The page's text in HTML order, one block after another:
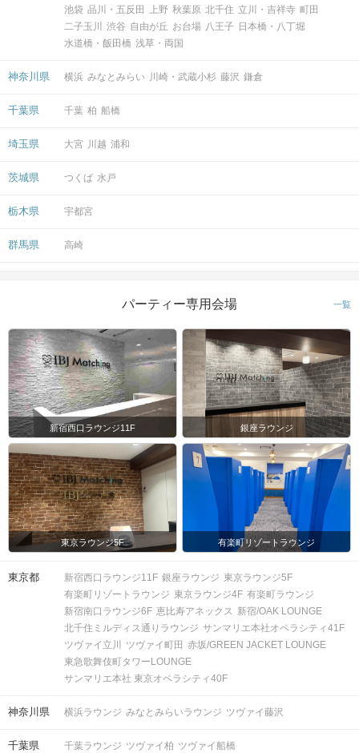
池袋 品川・五反田 上野 秋葉原 北千住 立川・吉祥寺 町田
二子玉川
渋谷 自由が丘 お台場 八王子 日本橋・八丁堀
水道橋・飯田橋 浅草・両国
神奈川県 横浜 みなとみらい 川崎・武蔵小杉 藤沢 鎌倉
千葉県 千葉 柏 船橋
埼玉県 大宮 川越 浦和
茨城県 つくば 水戸
栃木県 宇都宮
群馬県 高崎
パーティー専用会場 一覧
新宿西口ラウンジ11F 銀座ラウンジ
東京ラウンジ5F 有楽町リゾートラウンジ
東京都 新宿西口ラウンジ11F 銀座ラウンジ 東京ラウンジ5F
有楽町リゾートラウンジ 東京ラウンジ4F 有楽町ラウンジ
新宿南口ラウンジ6F 恵比寿アネックス 新宿/OAK LOUNGE
北千住ミルディス通りラウンジ サンマリエ本社オペラシティ41F
ツヴァイ立川
ツヴァイ町田 赤坂/GREEN JACKET LOUNGE
東急歌舞伎町タワーLOUNGE
サンマリエ本社 東京オペラシティ40F
神奈川県 横浜ラウンジ みなとみらいラウンジ ツヴァイ藤沢
千葉県 千葉ラウンジ ツヴァイ柏 ツヴァイ船橋